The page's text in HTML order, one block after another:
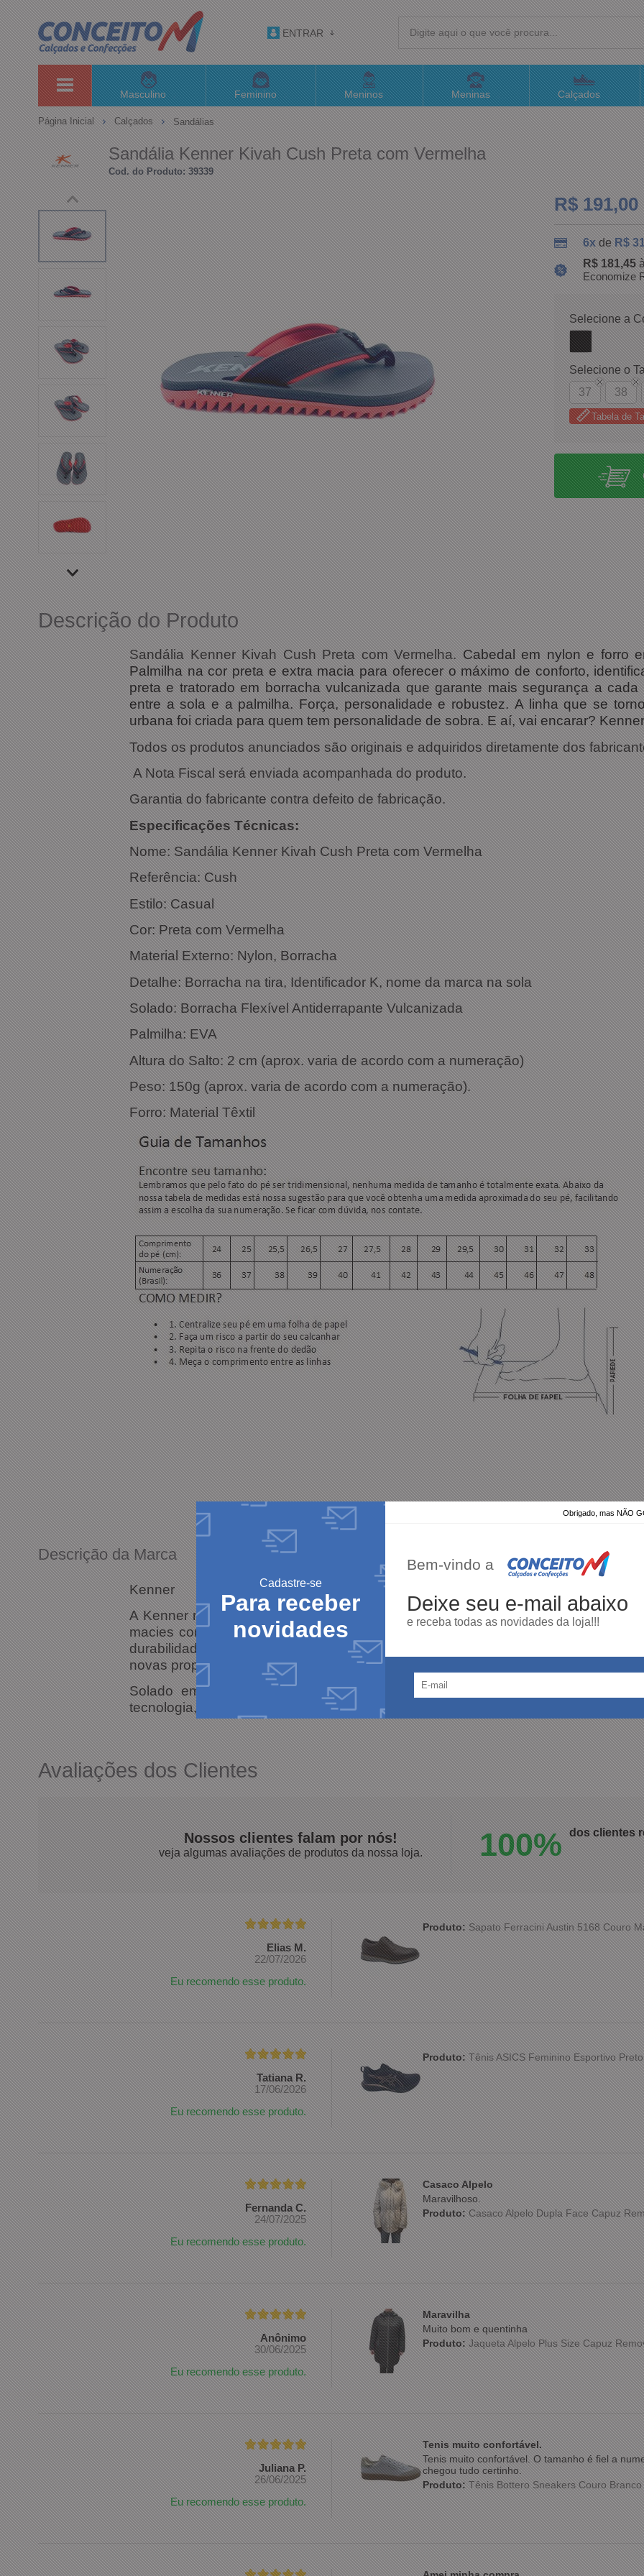
Obrigado, mas NÃO
Cadastre-se
Para receber
novidades
Bem-vindo a
Deixe seu e-mail abaixo
e receba todas as novidades da loja!!!
ENTRAR
Masculino Feminino Meninos Meninas Calçados
Página Inicial Calçados Sandálias
Sandália Kenner Kivah Cush Preta com Vermelha
Cod. do Produto: 39339
R$ 191,00
6xdeR$
R$ 181,45
Economize
Selecione a
Selecione o
37
38
Tabela de
Descrição do Produto
Sandália Kenner Kivah Cush Preta com Vermelha.Cabedal em nylon e forro
Palmilha na cor preta e extra macia para oferecer o máximo de conforto,
preta e tratorado em borracha vulcanizada que garante mais segurança a
entre a sola e a palmilha. Força, personalidade e robustez. A linha que se
urbana foi criada para quem tem personalidade de sobra. E aí, vai encarar?
Todos os produtos anunciados são originais e adquiridos diretamente dos
A Nota Fiscal será enviada acompanhada do produto.
Garantia do fabricante contra defeito de fabricação.
Especificações Técnicas:
Nome:Sandália Kenner Kivah Cush Preta com Vermelha
Referência: Cush
Estilo: Casual
Cor: Preta com Vermelha
Material Externo: Nylon, Borracha
Detalhe: Borracha na tira, Identificador K, nome da marca na sola
Solado: Borracha Flexível Antiderrapante Vulcanizada
Palmilha: EVA
Altura do Salto: 2 cm (aprox. varia de acordo com a numeração)
Peso: 150g (aprox. varia de acordo com a numeração).
Forro: Material Têxtil
Descrição da Marca
Kenner
A Kenner nasceu no ano de 1988, inspirada nas praias da Califórnia e lançado
macies como pisar na areia, nossas sandálias ditam moda de muitos verões e
durabilidade. O tempo passou e novas linhas surgiram baseadas em
novas propostas de sandália.
Solado em borracha Vulcanizado, cabedal de Nylon macio ou
tecnologia, tudo isso para um extremo conforto, proteção e maior durabilidade.
Avaliações dos Clientes
Nossos clientes falam por nós!
veja algumas avaliações de produtos da nossa loja. 100% dos clientes
Elias M.
22/07/2026
Eu recomendo esse produto.
Produto:Sapato Ferracini Austin 5168 Couro
Tatiana R.
17/06/2026
Eu recomendo esse produto.
Produto:Tênis ASICS Feminino Esportivo
Fernanda C.
24/07/2025
Eu recomendo esse produto.
Casaco Alpelo
Maravilhoso.
Produto:Casaco Alpelo Dupla Face Capuz
Anônimo
30/06/2025
Eu recomendo esse produto.
Maravilha
Muito bom e quentinha
Produto:Jaqueta Alpelo Plus Size Capuz
Juliana P.
26/06/2025
Eu recomendo esse produto.
Tenis muito confortável.
Tenis muito confortável. O tamanho é fiel a
chegou tudo certinho.
Produto:Tênis Bottero Sneakers Couro